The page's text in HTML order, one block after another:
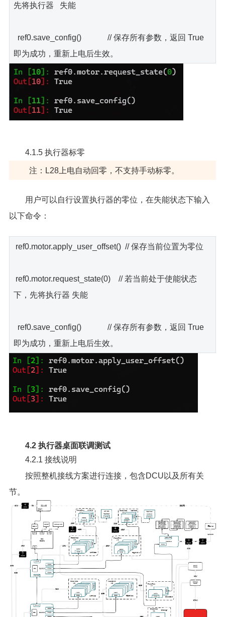
先将执行器 失能
ref0.save_config() // 保存所有参数，返回 True
即为成功，重新上电后生效。
4.1.5 执行器标零
注：L28上电自动回零，不支持手动标零。
用户可以自行设置执行器的零位，在失能状态下输入
以下命令：
ref0.motor.apply_user_offset() // 保存当前位置为零位
ref0.motor.request_state(0) // 若当前处于使能状态
下，先将执行器 失能
ref0.save_config() // 保存所有参数，返回 True
即为成功，重新上电后生效。
4.2 执行器桌面联调测试
4.2.1 接线说明
按照整机接线方案进行连接，包含DCU以及所有关
节。